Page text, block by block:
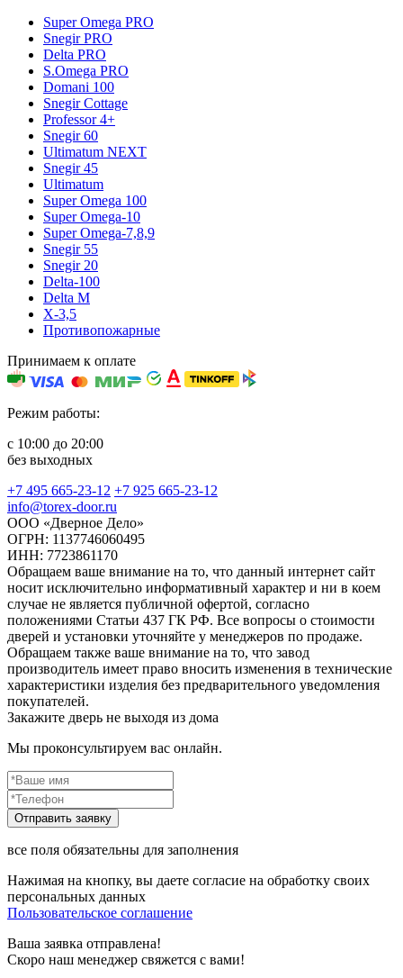
Super Omega PRO
Snegir PRO
Delta PRO
S.Omega PRO
Domani 100
Snegir Cottage
Professor 4+
Snegir 60
Ultimatum NEXT
Snegir 45
Ultimatum
Super Omega 100
Super Omega-10
Super Omega-7,8,9
Snegir 55
Snegir 20
Delta-100
Delta M
X-3,5
Противопожарные
Принимаем к оплате
Режим работы:
с 10:00 до 20:00
без выходных
+7 495 665-23-12 +7 925 665-23-12
info@torex-door.ru
ООО «Дверное Дело»
ОГРН: 1137746060495
ИНН: 7723861170
Обращаем ваше внимание на то, что данный интернет сайт
носит исключительно информативный характер и ни в коем
случае не является публичной офертой, согласно
положениями Статьи 437 ГК РФ. Все вопросы о стоимости
дверей и установки уточняйте у менеджеров по продаже.
Обращаем также ваше внимание на то, что завод
производитель имеет право вносить изменения в технические
характеристики изделия без предварительного уведомления
покупателей.
Закажите дверь не выходя из дома
Мы проконсультируем вас онлайн.
все поля обязательны для заполнения
Нажимая на кнопку, вы даете согласие на обработку своих
персональных данных
Пользовательское соглашение
Ваша заявка отправлена!
Скоро наш менеджер свяжется с вами!